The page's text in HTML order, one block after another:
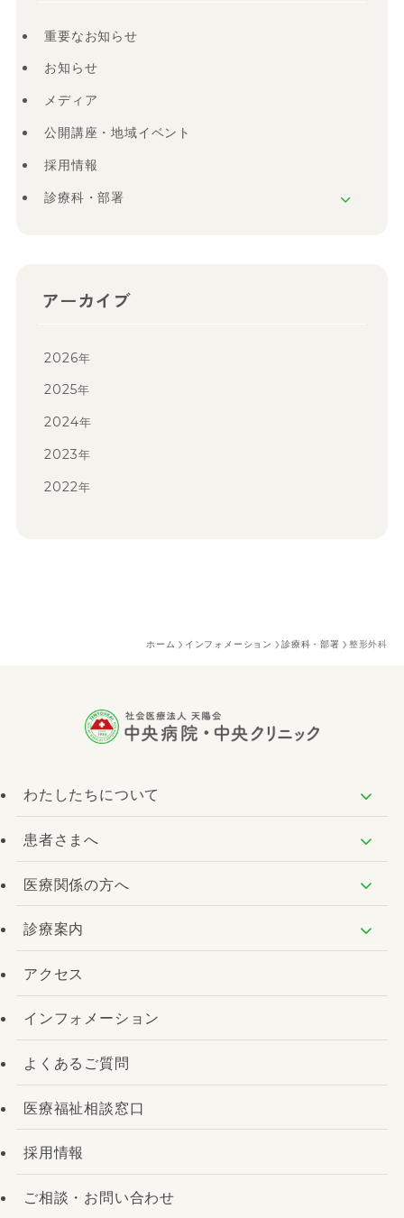
重要なお知らせ
お知らせ
メディア
公開講座・地域イベント
採用情報
診療科・部署
アーカイブ
2026年
2025年
2024年
2023年
2022年
ホーム インフォメーション 診療科・部署 整形外科
わたしたちについて
患者さまへ
医療関係の方へ
診療案内
アクセス
インフォメーション
よくあるご質問
医療福祉相談窓口
採用情報
ご相談・お問い合わせ